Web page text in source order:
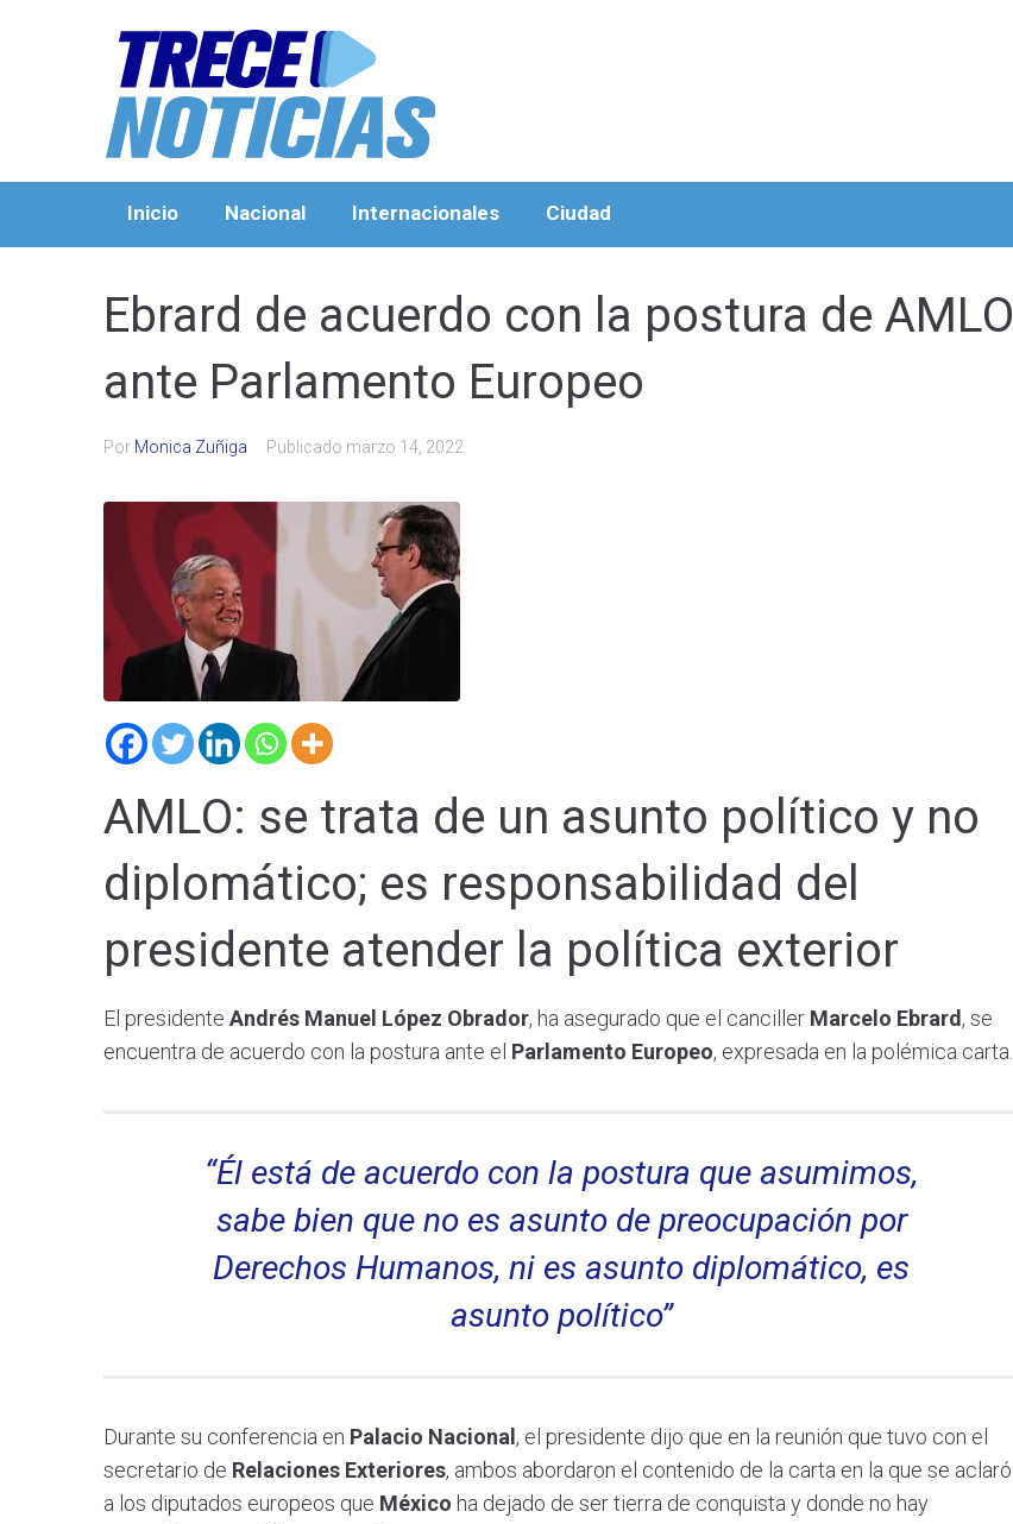
Inicio Nacional Internacionales Ciudad
Ebrard de acuerdo con la postura de AMLO
ante Parlamento Europeo
Por Monica Zuñiga Publicado marzo 14, 2022
AMLO: se trata de un asunto político y no
diplomático; es responsabilidad del
presidente atender la política exterior
El presidente Andrés Manuel López Obrador, ha asegurado que el canciller Marcelo Ebrard, se
encuentra de acuerdo con la postura ante el Parlamento Europeo, expresada en la polémica carta.
“Él está de acuerdo con la postura que asumimos,
sabe bien que no es asunto de preocupación por
Derechos Humanos, ni es asunto diplomático, es
asunto político”
Durante su conferencia en Palacio Nacional, el presidente dijo que en la reunión que tuvo con el
secretario de Relaciones Exteriores, ambos abordaron el contenido de la carta en la que se aclaró
a los diputados europeos que México ha dejado de ser tierra de conquista y donde no hay